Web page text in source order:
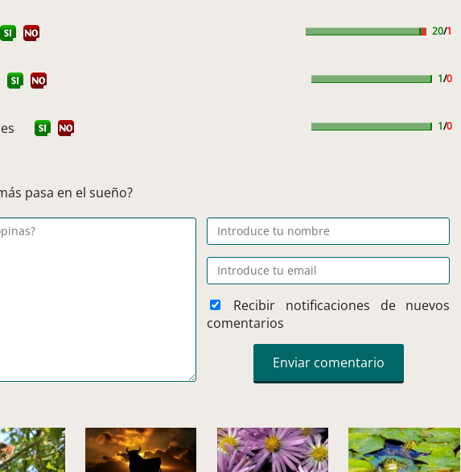
20/1
1/0
1/0
pasa en el sueño?
Recibir notificaciones de nuevos
comentarios